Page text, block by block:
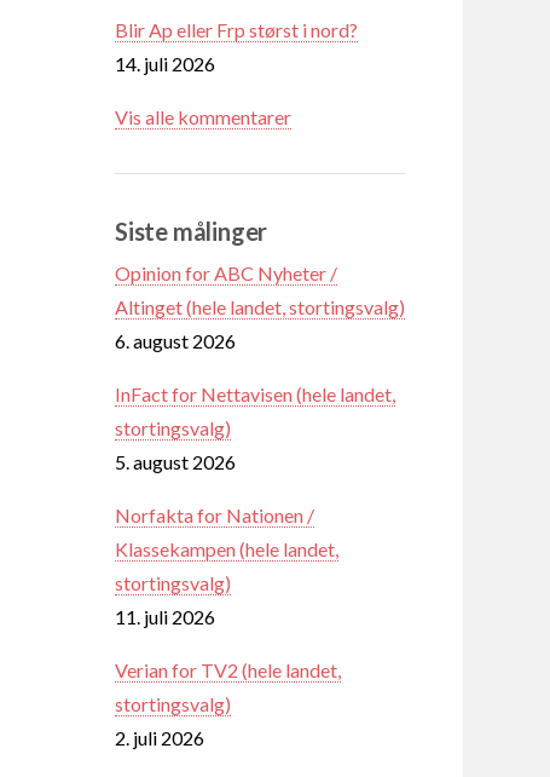
Blir Ap eller Frp størst i nord?
14. juli 2026
Vis alle kommentarer
Siste målinger
Opinion for ABC Nyheter /
Altinget (hele landet, stortingsvalg)
6. august 2026
InFact for Nettavisen (hele landet,
stortingsvalg)
5. august 2026
Norfakta for Nationen /
Klassekampen (hele landet,
stortingsvalg)
11. juli 2026
Verian for TV2 (hele landet,
stortingsvalg)
2. juli 2026